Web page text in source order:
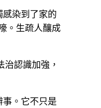
感染到了家的
。生疏人釀成
認識加強，
事。它不只是